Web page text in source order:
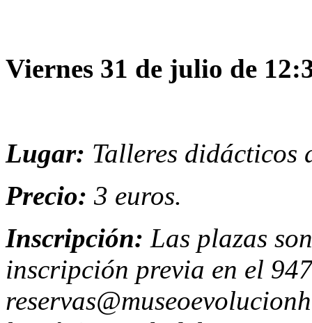
Viernes 31 de julio de
Lugar: Talleres didácticos
Precio: 3 euros.
Inscripción: Las plazas
inscripción previa en el